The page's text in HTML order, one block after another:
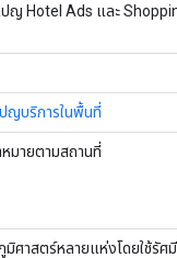
ญ Hotel Ads และ
ญบริการในพื้นที่
หมายตามสถานที่
ศาสตร์หลายแห่งโดยใช้รัศมี